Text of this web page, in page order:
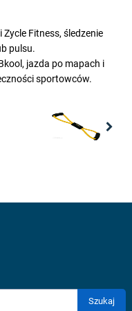
Fitness, śledzenie
pulsu.
jazda po mapach i
sportowców.
Szukaj